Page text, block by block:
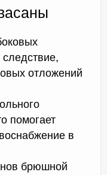
следствие,
отложений
помогает
в
брюшной